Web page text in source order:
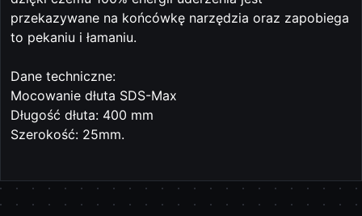
przekazywane na końcówkę narzędzia oraz zapobiega
to pekaniu i łamaniu.
Dane techniczne:
Mocowanie dłuta SDS-Max
Długość dłuta: 400 mm
Szerokość: 25mm.